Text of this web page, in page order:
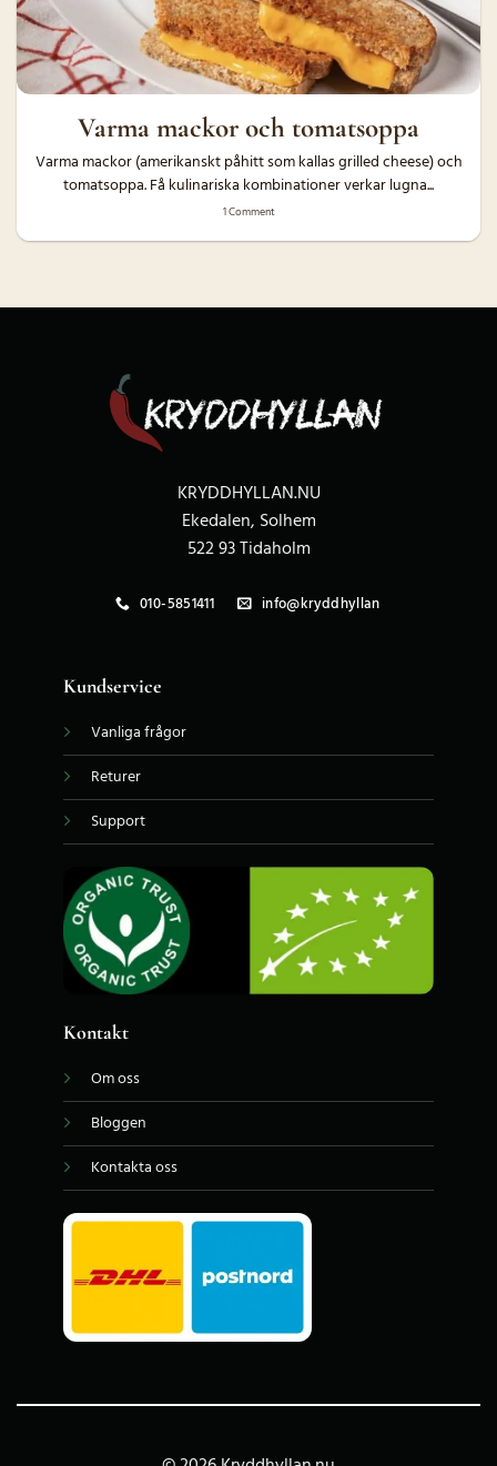
Varma mackor och tomatsoppa
Varma mackor (amerikanskt påhitt som kallas grilled cheese) och
tomatsoppa. Få kulinariska kombinationer verkar lugna...
1 Comment
KRYDDHYLLAN.NU
Ekedalen, Solhem
522 93 Tidaholm
010-5851411 info@kryddhyllan
Kundservice
Vanliga frågor
Returer
Support
Kontakt
Om oss
Bloggen
Kontakta oss